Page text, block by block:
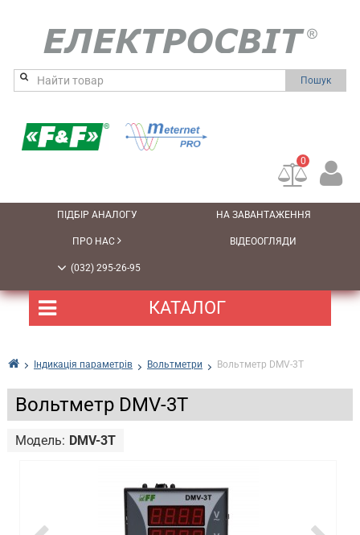
Пошук
0
КАТАЛОГ
ПІДБІР АНАЛОГУ НА ЗАВАНТАЖЕННЯ
ПРО НАС ВІДЕООГЛЯДИ
(032) 295-26-95
Індикація параметрів Вольтметри Вольтметр DMV-3T
Вольтметр DMV-3T
Модель: DMV-3T